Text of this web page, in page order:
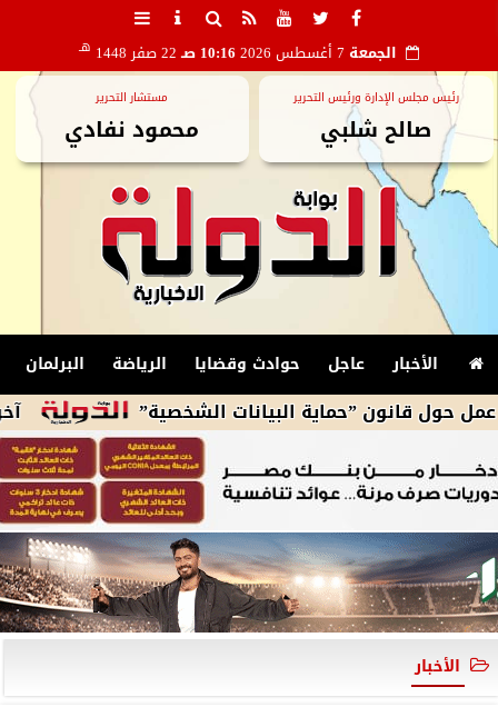
الجمعة 10:16 صـ 22 صفر 1448 هـ
رئيس مجلس الإدارة ورئيس التحرير
صالح شلبي
مستشار التحرير
محمود نفادي
الأخبار عاجل حوادث وقضايا الرياضة البرلمان
آخر تطورات ”حماية البيانات الشخصية”
الأخبار